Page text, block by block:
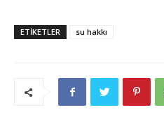
ETIKETLER su hakkı